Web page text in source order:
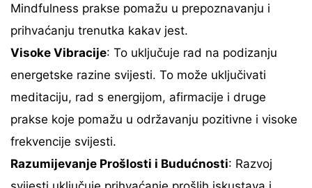
Mindfulness prakse pomažu u prepoznavanju i
prihvaćanju trenutka kakav jest.
Visoke Vibracije: To uključuje rad na podizanju
energetske razine svijesti. To može uključivati
meditaciju, rad s energijom, afirmacije i druge
prakse koje pomažu u održavanju pozitivne i visoke
frekvencije svijesti.
Razumijevanje Prošlosti i Budućnosti: Razvoj